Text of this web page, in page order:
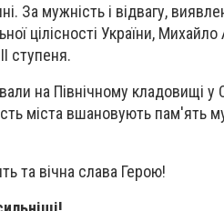
За мужність і відвагу,
цілісності України,
ступеня.
на Північному кладовищі у
міста вшановують пам'ять
та вічна слава Герою!